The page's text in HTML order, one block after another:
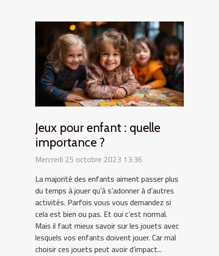
Jeux pour enfant : quelle
importance ?
Mercredi 25 octobre 2023 13:36
La majorité des enfants aiment passer plus
du temps à jouer qu’à s’adonner à d’autres
activités. Parfois vous vous demandez si
cela est bien ou pas. Et oui c’est normal.
Mais il faut mieux savoir sur les jouets avec
lesquels vos enfants doivent jouer. Car mal
choisir ces jouets peut avoir d’impact...